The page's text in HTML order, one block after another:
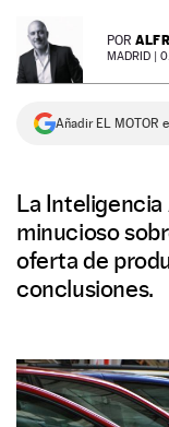
NEWSLETTER POR
MADRID |
Añadir EL MOTOR
La Inteligencia
minucioso
oferta de
conclusiones.